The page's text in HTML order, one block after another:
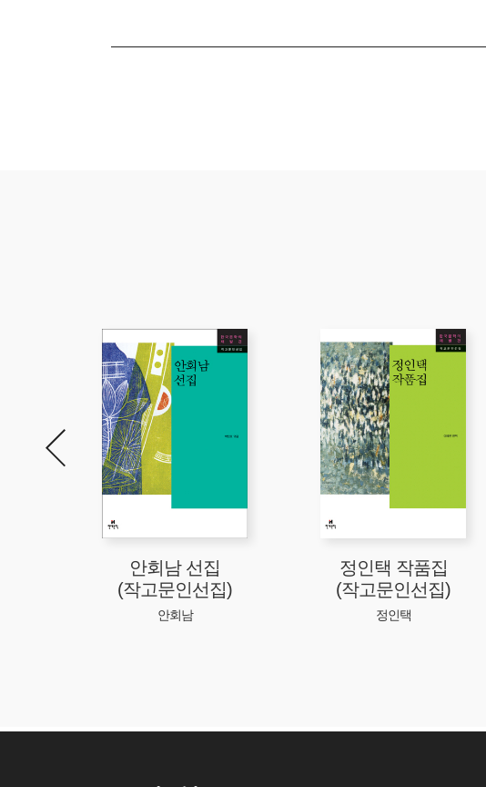
안회남 선집
(작고문인선집)
안회남
정인택 작품집
(작고문인선집)
정인택